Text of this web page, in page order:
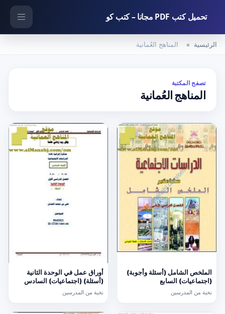
تحميل كتب PDF مجانا – كتب كو
الرئيسية المناهج العُمانية
تصفح المكتبة
المناهج العُمانية
الملخص الشامل (أسئلة وأجوبة)
(اجتماعيات) السابع
نخبة من المدرسين
أوراق عمل في الوحدة الثانية
(أسئلة) (اجتماعيات) السادس
نخبة من المدرسين